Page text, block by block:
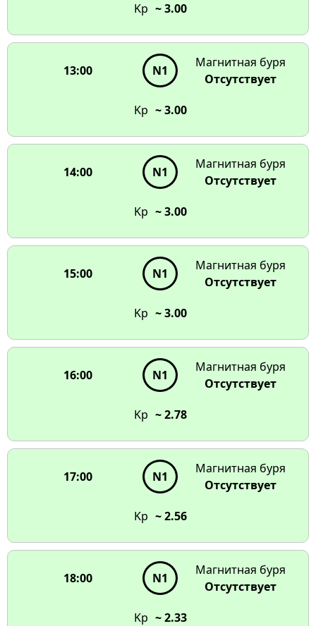
Kp ~ 3.00
13:00 N1
Магнитная буря
Отсутствует
Kp ~ 3.00
14:00 N1
Магнитная буря
Отсутствует
Kp ~ 3.00
15:00 N1
Магнитная буря
Отсутствует
Kp ~ 3.00
16:00 N1
Магнитная буря
Отсутствует
Kp ~ 2.78
17:00 N1
Магнитная буря
Отсутствует
Kp ~ 2.56
18:00 N1
Магнитная буря
Отсутствует
Kp ~ 2.33